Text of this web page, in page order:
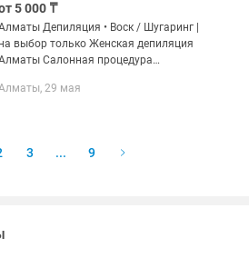
5 000 ₸
Депиляция • Воск / Шугаринг |
на выбор только Женская депиляция
Салонная процедура
по районам Бостандыкский,
29 мая
3 ... 9